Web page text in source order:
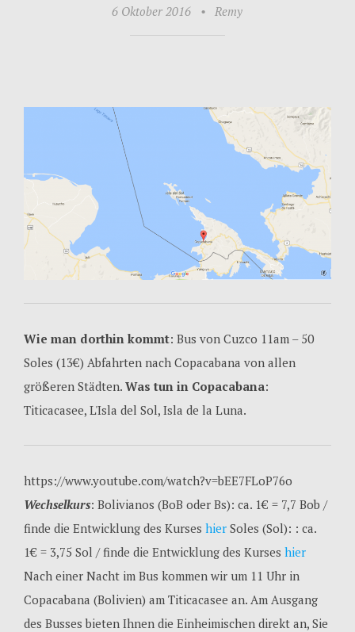
6 Oktober 2016 • Remy
Wie man dorthin kommt: Bus von Cuzco 11am – 50
Soles (13€) Abfahrten nach Copacabana von allen
größeren Städten. Was tun in Copacabana:
Titicacasee, L'Isla del Sol, Isla de la Luna.
https://www.youtube.com/watch?v=bEE7FLoP76o
Wechselkurs: Bolivianos (BoB oder Bs): ca. 1€ = 7,7 Bob /
finde die Entwicklung des Kurses hierSoles (Sol): : ca.
1€ = 3,75 Sol / finde die Entwicklung des Kurses hier
Nach einer Nacht im Bus kommen wir um 11 Uhr in
Copacabana (Bolivien) am Titicacasee an. Am Ausgang
des Busses bieten Ihnen die Einheimischen direkt an, Sie